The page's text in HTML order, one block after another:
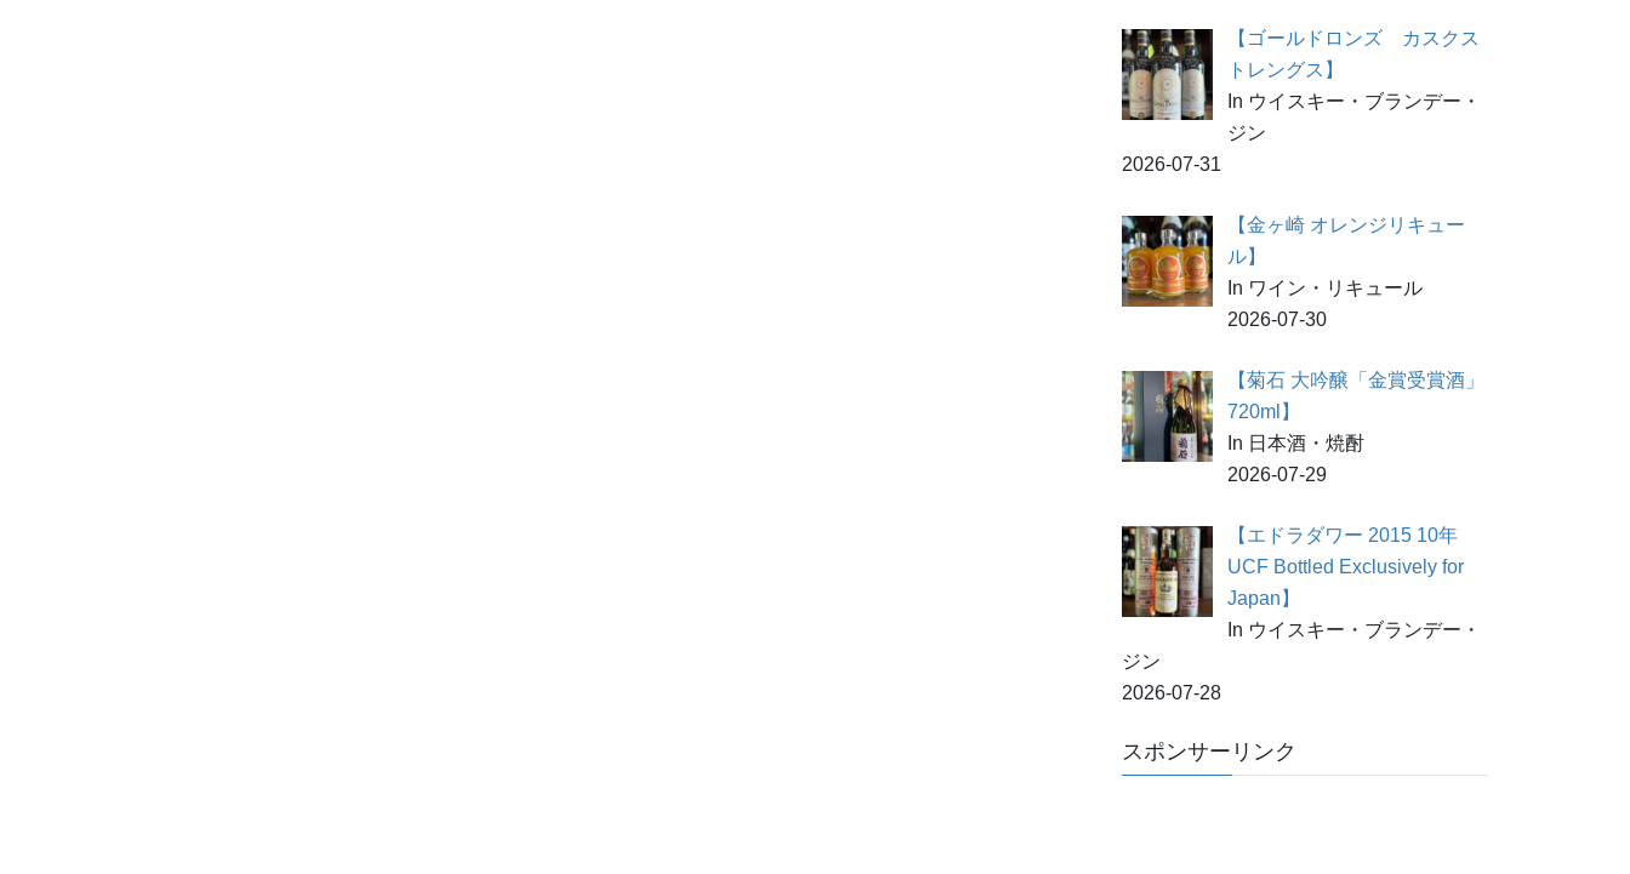
【ゴールドロンズ カスクス
トレングス】
In ウイスキー・ブランデー・
ジン
2026-07-31
【金ヶ崎 オレンジリキュー
ル】
In ワイン・リキュール
2026-07-30
【菊石 大吟醸「金賞受賞酒」
720ml】
In 日本酒・焼酎
2026-07-29
【エドラダワー 2015 10年
UCF Bottled Exclusively for
Japan】
In ウイスキー・ブランデー・
ジン
2026-07-28
スポンサーリンク